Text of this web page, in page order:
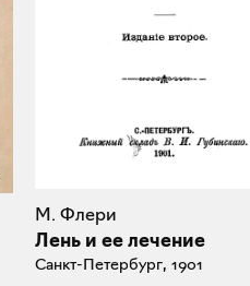
М. Флери
Лень и ее лечение
Санкт-Петербург, 1901